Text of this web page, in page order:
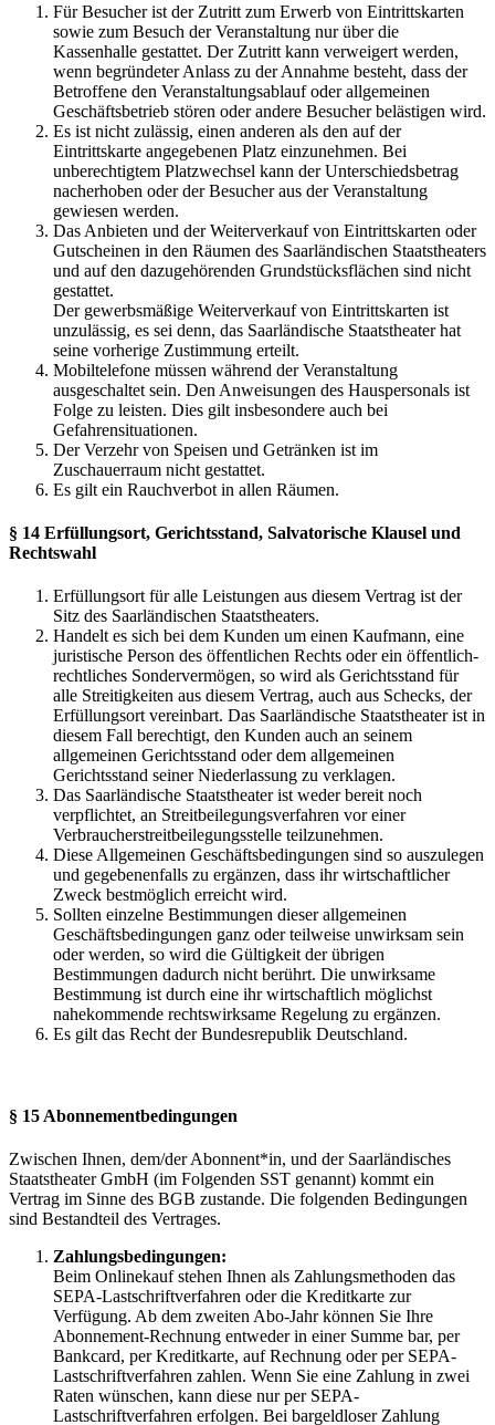
Für Besucher ist der Zutritt zum Erwerb von Eintrittskarten
sowie zum Besuch der Veranstaltung nur über die
Kassenhalle gestattet. Der Zutritt kann verweigert werden,
wenn begründeter Anlass zu der Annahme besteht, dass der
Betroffene den Veranstaltungsablauf oder allgemeinen
Geschäftsbetrieb stören oder andere Besucher belästigen wird.
Es ist nicht zulässig, einen anderen als den auf der
Eintrittskarte angegebenen Platz einzunehmen. Bei
unberechtigtem Platzwechsel kann der Unterschiedsbetrag
nacherhoben oder der Besucher aus der Veranstaltung
gewiesen werden.
Das Anbieten und der Weiterverkauf von Eintrittskarten oder
Gutscheinen in den Räumen des Saarländischen Staatstheaters
und auf den dazugehörenden Grundstücksflächen sind nicht
gestattet.
Der gewerbsmäßige Weiterverkauf von Eintrittskarten ist
unzulässig, es sei denn, das Saarländische Staatstheater hat
seine vorherige Zustimmung erteilt.
Mobiltelefone müssen während der Veranstaltung
ausgeschaltet sein. Den Anweisungen des Hauspersonals ist
Folge zu leisten. Dies gilt insbesondere auch bei
Gefahrensituationen.
Der Verzehr von Speisen und Getränken ist im
Zuschauerraum nicht gestattet.
Es gilt ein Rauchverbot in allen Räumen.
§ 14 Erfüllungsort, Gerichtsstand, Salvatorische Klausel und
Rechtswahl
Erfüllungsort für alle Leistungen aus diesem Vertrag ist der
Sitz des Saarländischen Staatstheaters.
Handelt es sich bei dem Kunden um einen Kaufmann, eine
juristische Person des öffentlichen Rechts oder ein öffentlich-
rechtliches Sondervermögen, so wird als Gerichtsstand für
alle Streitigkeiten aus diesem Vertrag, auch aus Schecks, der
Erfüllungsort vereinbart. Das Saarländische Staatstheater ist in
diesem Fall berechtigt, den Kunden auch an seinem
allgemeinen Gerichtsstand oder dem allgemeinen
Gerichtsstand seiner Niederlassung zu verklagen.
Das Saarländische Staatstheater ist weder bereit noch
verpflichtet, an Streitbeilegungsverfahren vor einer
Verbraucherstreitbeilegungsstelle teilzunehmen.
Diese Allgemeinen Geschäftsbedingungen sind so auszulegen
und gegebenenfalls zu ergänzen, dass ihr wirtschaftlicher
Zweck bestmöglich erreicht wird.
Sollten einzelne Bestimmungen dieser allgemeinen
Geschäftsbedingungen ganz oder teilweise unwirksam sein
oder werden, so wird die Gültigkeit der übrigen
Bestimmungen dadurch nicht berührt. Die unwirksame
Bestimmung ist durch eine ihr wirtschaftlich möglichst
nahekommende rechtswirksame Regelung zu ergänzen.
Es gilt das Recht der Bundesrepublik Deutschland.
§ 15 Abonnementbedingungen
Zwischen Ihnen, dem/der Abonnent*in, und der Saarländisches
Staatstheater GmbH (im Folgenden SST genannt) kommt ein
Vertrag im Sinne des BGB zustande. Die folgenden Bedingungen
sind Bestandteil des Vertrages.
Zahlungsbedingungen:
Beim Onlinekauf stehen Ihnen als Zahlungsmethoden das
SEPA-Lastschriftverfahren oder die Kreditkarte zur
Verfügung. Ab dem zweiten Abo-Jahr können Sie Ihre
Abonnement-Rechnung entweder in einer Summe bar, per
Bankcard, per Kreditkarte, auf Rechnung oder per SEPA-
Lastschriftverfahren zahlen. Wenn Sie eine Zahlung in zwei
Raten wünschen, kann diese nur per SEPA-
Lastschriftverfahren erfolgen. Bei bargeldloser Zahlung